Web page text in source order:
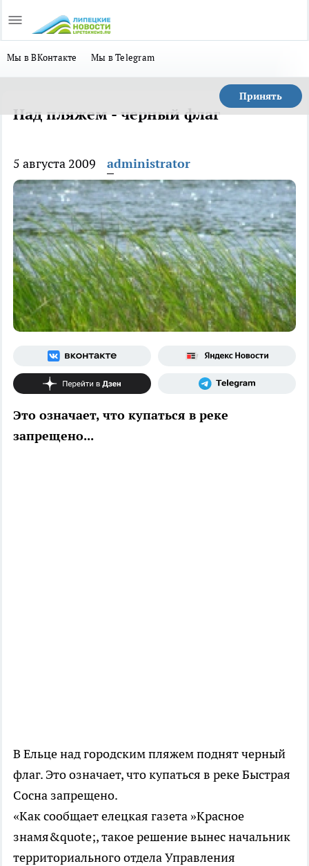
Мы в ВКонтакте Мы в Telegram
Принять
Над пляжем - черный флаг
5 августа 2009 administrator
Это означает, что купаться в реке
запрещено...
В Ельце над городским пляжем поднят черный
флаг. Это означает, что купаться в реке Быстрая
Сосна запрещено.
«Как сообщает елецкая газета »Красное
знамя&quote;, такое решение вынес начальник
территориального отдела Управления